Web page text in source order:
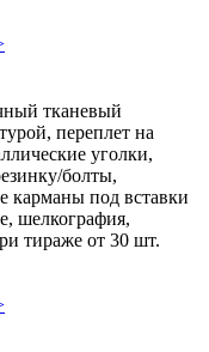
тканевый
переплет на
уголки,
болты,
карманы под вставки
шелкография,
тираже от 30 шт.